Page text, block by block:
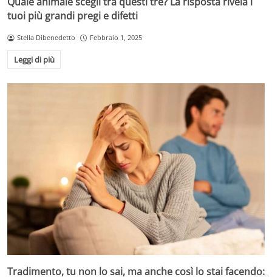
tuoi più grandi pregi e difetti
Stella Dibenedetto Febbraio 1, 2025
Leggi di più
Tradimento, tu non lo sai, ma anche così lo stai facendo: